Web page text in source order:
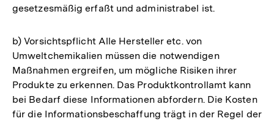
gesetzesmäßig erfaßt und administrabel ist.
b) Vorsichtspflicht Alle Hersteller etc. von
Umweltchemikalien müssen die notwendigen
Maßnahmen ergreifen, um mögliche Risiken ihrer
Produkte zu erkennen. Das Produktkontrollamt kann
bei Bedarf diese Informationen abfordern. Die Kosten
für die Informationsbeschaffung trägt in der Regel der